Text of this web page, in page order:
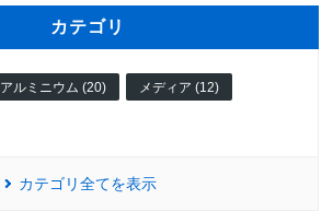
カテゴリ
アルミニウム (20) メディア (12)
カテゴリ全てを表示